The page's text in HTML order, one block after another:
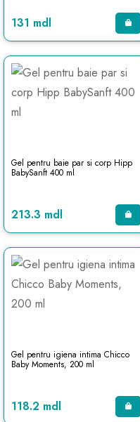
131 mdl
Gel pentru baie par si corp Hipp
BabySanft 400 ml
213.3 mdl
Gel pentru igiena intima Chicco
Baby Moments, 200 ml
118.2 mdl